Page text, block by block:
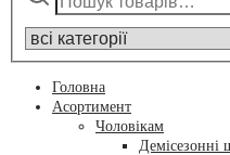
Головна
Асортимент
Чоловікам
Демісезонні